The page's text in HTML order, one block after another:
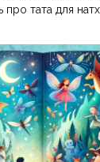
про тата для